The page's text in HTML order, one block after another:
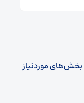
بخش‌های موردنیاز